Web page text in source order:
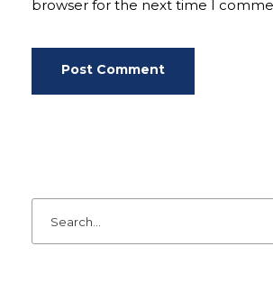
browser for the next time I